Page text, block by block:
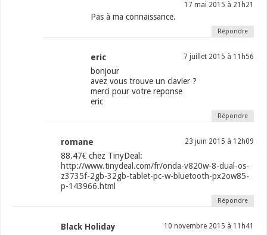
17 mai 2015 à 21h21
Pas à ma connaissance.
Répondre
eric 7 juillet 2015 à 11h56
bonjour
avez vous trouve un clavier ?
merci pour votre reponse
eric
Répondre
romane 23 juin 2015 à 12h09
88.47€ chez TinyDeal:
http://www.tinydeal.com/fr/onda-v820w-8-dual-os-
z3735f-2gb-32gb-tablet-pc-w-bluetooth-px2ow85-
p-143966.html
Répondre
Black Holiday 10 novembre 2015 à 11h41